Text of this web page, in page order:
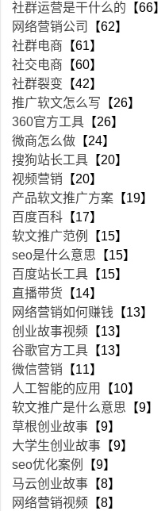
社群运营是干什么的 【66】
网络营销公司
【62】
社群电商 【61】
社交电商 【60】
社群裂变 【42】
推广软文怎么写 【26】
360官方工具 【26】
微商怎么做 【24】
搜狗站长工具 【20】
视频营销 【20】
产品软文推广方案 【19】
百度百科 【17】
软文推广范例
【15】
seo是什么意思 【15】
百度站长工具 【15】
直播带货 【14】
网络营销如何赚钱 【13】
创业故事视频 【13】
谷歌官方工具 【13】
微信营销 【11】
人工智能的应用
【10】
软文推广是什么意思 【9】
草根创业故事 【9】
大学生创业故事 【9】
seo优化案例
【9】
马云创业故事 【8】
网络营销视频 【8】